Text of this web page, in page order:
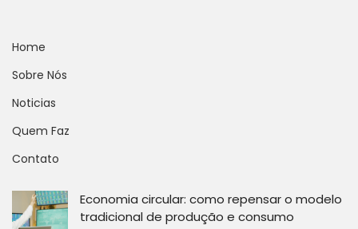
Home
Sobre Nós
Noticias
Quem Faz
Contato
Economia circular: como repensar o modelo
tradicional de produção e consumo